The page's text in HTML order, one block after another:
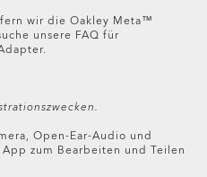
in deinem Paket.
hierherunter.
wird im
eine Bestätigungs-E-
bearbeitet wird. Der
innerhalb von 5 Tagen
wir die Oakley Meta™
unsere FAQ für
Open-Ear-Audio und
zum Bearbeiten und Teilen